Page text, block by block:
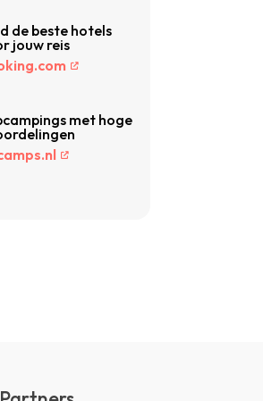
de beste hotels
jouw reis
met hoge